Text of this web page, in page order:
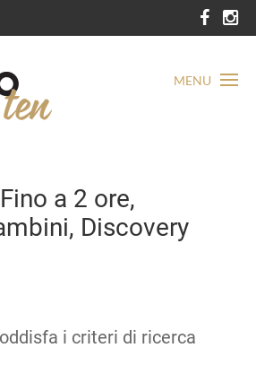
MENU
a 2 ore,
Discovery
i criteri di ricerca